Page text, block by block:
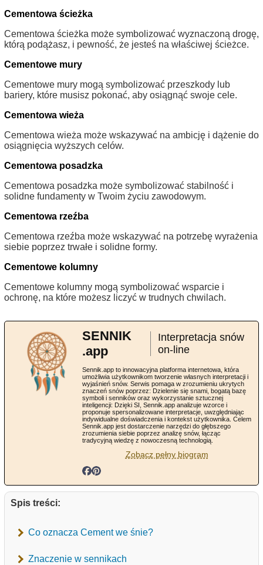
Cementowa ścieżka
Cementowa ścieżka może symbolizować wyznaczoną drogę,
którą podążasz, i pewność, że jesteś na właściwej ścieżce.
Cementowe mury
Cementowe mury mogą symbolizować przeszkody lub
bariery, które musisz pokonać, aby osiągnąć swoje cele.
Cementowa wieża
Cementowa wieża może wskazywać na ambicję i dążenie do
osiągnięcia wyższych celów.
Cementowa posadzka
Cementowa posadzka może symbolizować stabilność i
solidne fundamenty w Twoim życiu zawodowym.
Cementowa rzeźba
Cementowa rzeźba może wskazywać na potrzebę wyrażenia
siebie poprzez trwałe i solidne formy.
Cementowe kolumny
Cementowe kolumny mogą symbolizować wsparcie i
ochronę, na które możesz liczyć w trudnych chwilach.
SENNIK
.app
Interpretacja snów
on-line
Sennik.app to innowacyjna platforma internetowa, która
umożliwia użytkownikom tworzenie własnych interpretacji i
wyjaśnień snów. Serwis pomaga w zrozumieniu ukrytych
znaczeń snów poprzez: Dzielenie się snami, bogatą bazę
symboli i senników oraz wykorzystanie sztucznej
inteligencji: Dzięki SI, Sennik.app analizuje wzorce i
proponuje spersonalizowane interpretacje, uwzględniając
indywidualne doświadczenia i kontekst użytkownika. Celem
Sennik.app jest dostarczenie narzędzi do głębszego
zrozumienia siebie poprzez analizę snów, łącząc
tradycyjną wiedzę z nowoczesną technologią.
Zobacz pełny biogram
Spis treści:
Co oznacza Cement we śnie?
Znaczenie w sennikach